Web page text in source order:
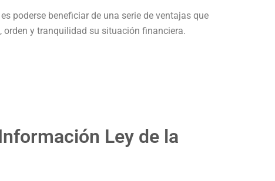
poderse beneficiar de una serie de ventajas que
orden y tranquilidad su situación financiera.
Ley de la